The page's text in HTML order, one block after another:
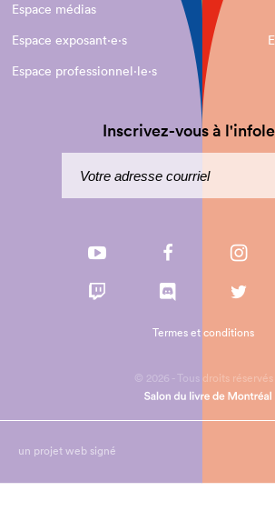
Espace médias
Espace exposant·e⋅s
Espace professionnel·le⋅s
Inscrivez-vous à
© 2026 - Tous droits réservés
Termes et conditions
un projet web signé